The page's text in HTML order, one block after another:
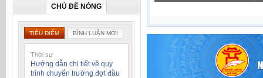
CHỦ ĐỀ NÓNG
TIÊU ĐIỂM BÌNH LUẬN MỚI
Thời sự
Hướng dẫn chi tiết về quy
trình chuyển trường đợt đầu